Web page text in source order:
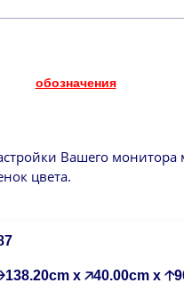
обозначения
Вашего монитора
цвета.
x 🡥40.00cm x